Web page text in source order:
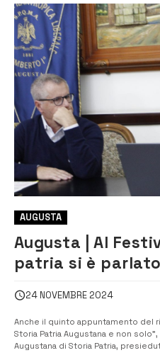
AUGUSTA
Augusta | Al
patria si è
24 NOVEMBRE 2024
Anche il quinto appuntamento del
Storia Patria Augustana e non
Augustana di Storia Patria,